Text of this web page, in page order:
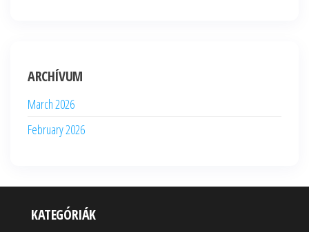
ARCHÍVUM
March 2026
February 2026
KATEGÓRIÁK